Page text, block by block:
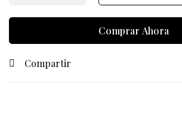
Comprar Ahora
Compartir